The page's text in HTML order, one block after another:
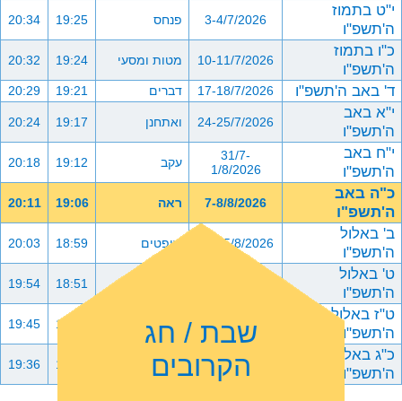
י"ט בתמוז
ה'תשפ"ו
3-4/7/2026 פנחס 19:25
20:34
כ"ו בתמוז
ה'תשפ"ו
10-11/7/2026 מטות ומסעי 19:24
20:32
ד' באב ה'תשפ"ו 17-18/7/2026 דברים 19:21
20:29
י"א באב
ה'תשפ"ו
24-25/7/2026 ואתחנן 19:17
20:24
י"ח באב
ה'תשפ"ו
31/7-
1/8/2026
עקב 19:12
20:18
כ"ה באב
ה'תשפ"ו
7-8/8/2026 ראה 19:06
20:11
ב' באלול
ה'תשפ"ו
14-15/8/2026 שופטים 18:59
20:03
ט' באלול
ה'תשפ"ו
18:51
19:54
ט"ז באלול
ה'תשפ"ו
28-29/8/2026 כי תבוא 18:42
19:45
כ"ג באלול
ה'תשפ"ו
4-5/9/2026 ניצבים וילך 18:33
19:36
שבת / חג
הקרובים